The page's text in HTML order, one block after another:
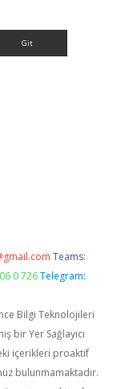
Teams:
0 726 Telegram:
Bilgi Teknolojileri
bir Yer Sağlayıcı
içerikleri proaktif
bulunmamaktadır.